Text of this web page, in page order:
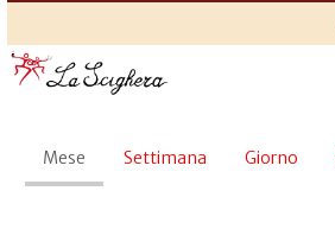
Schede
primarie
Mese (scheda
attiva)
Settimana Giorno